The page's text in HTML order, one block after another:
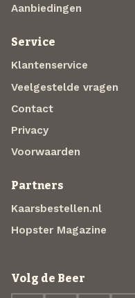
Aanbiedingen
Service
Klantenservice
Veelgestelde vragen
Contact
Privacy
Voorwaarden
Partners
Kaarsbestellen.nl
Hopster Magazine
Volg de Beer